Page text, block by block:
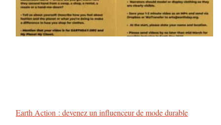
Earth Action : devenez un influenceur de mode durable